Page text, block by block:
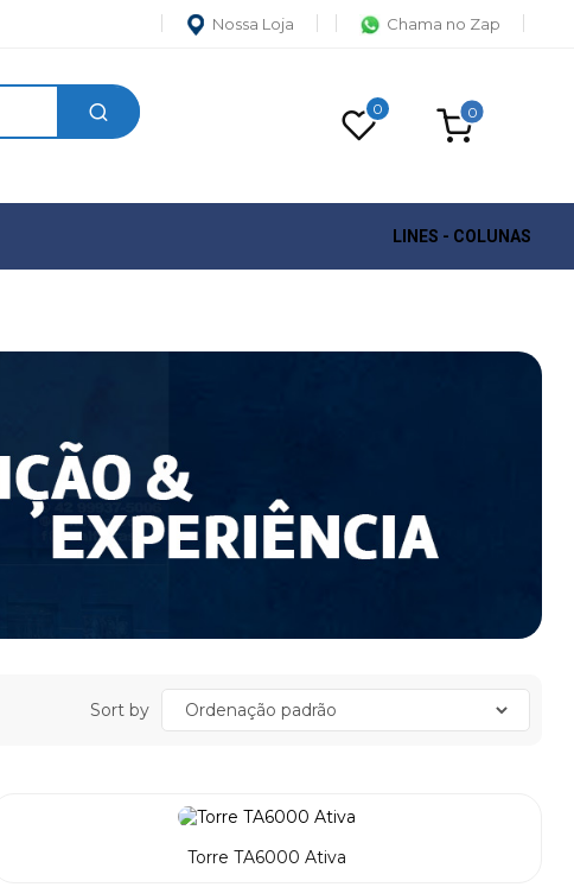
Nossa Loja Chama no Zap
0 0
LINES - COLUNAS
Sort by
Torre TA6000 Ativa